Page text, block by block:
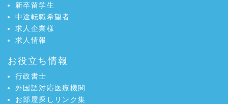
新卒留学生
中途転職希望者
求人企業様
求人情報
お役立ち情報
行政書士
外国語対応医療機関
お部屋探しリンク集